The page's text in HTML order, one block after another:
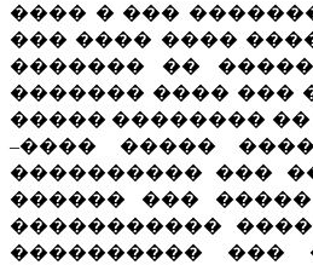
���� � ���
��� ���� ����
������� ��
������� ���� ���
����� ��������
–���� �����
���������� ���
������ ���
�����������
���������� ���